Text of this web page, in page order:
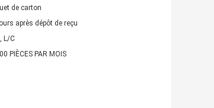
de carton
après dépôt de reçu
L/C
PIÈCES PAR MOIS